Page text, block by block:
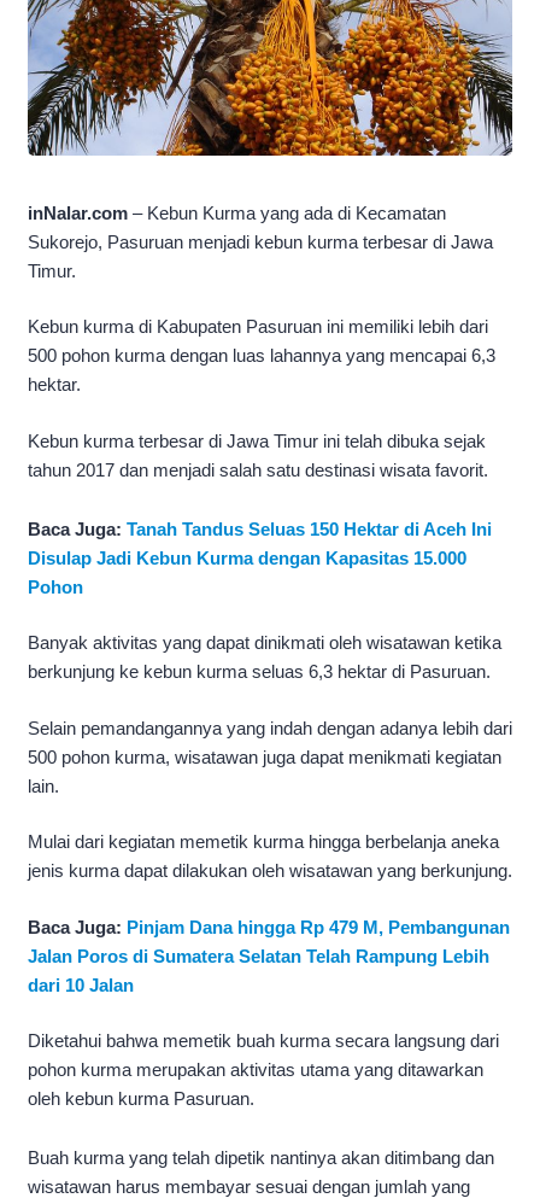
inNalar.com – Kebun Kurma yang ada di Kecamatan
Sukorejo, Pasuruan menjadi kebun kurma terbesar di Jawa
Timur.
Kebun kurma di Kabupaten Pasuruan ini memiliki lebih dari
500 pohon kurma dengan luas lahannya yang mencapai 6,3
hektar.
Kebun kurma terbesar di Jawa Timur ini telah dibuka sejak
tahun 2017 dan menjadi salah satu destinasi wisata favorit.
Baca Juga: Tanah Tandus Seluas 150 Hektar di Aceh Ini
Disulap Jadi Kebun Kurma dengan Kapasitas 15.000
Pohon
Banyak aktivitas yang dapat dinikmati oleh wisatawan ketika
berkunjung ke kebun kurma seluas 6,3 hektar di Pasuruan.
Selain pemandangannya yang indah dengan adanya lebih dari
500 pohon kurma, wisatawan juga dapat menikmati kegiatan
lain.
Mulai dari kegiatan memetik kurma hingga berbelanja aneka
jenis kurma dapat dilakukan oleh wisatawan yang berkunjung.
Baca Juga: Pinjam Dana hingga Rp 479 M, Pembangunan
Jalan Poros di Sumatera Selatan Telah Rampung Lebih
dari 10 Jalan
Diketahui bahwa memetik buah kurma secara langsung dari
pohon kurma merupakan aktivitas utama yang ditawarkan
oleh kebun kurma Pasuruan.
Buah kurma yang telah dipetik nantinya akan ditimbang dan
wisatawan harus membayar sesuai dengan jumlah yang